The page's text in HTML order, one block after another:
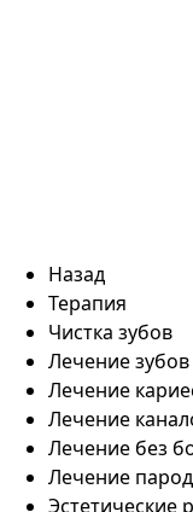
Назад
Терапия
Чистка зубов
Лечение зубов
Лечение
Лечение
Лечение без
Лечение
Эстетические